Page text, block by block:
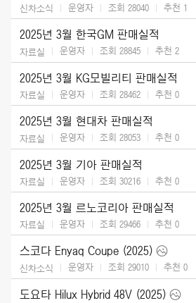
신차소식 운영자 조회 28040 추천 1
2025년 3월 한국GM 판매실적
자료실 운영자 조회 28845 추천 2
2025년 3월 KG모빌리티 판매실적
자료실 운영자 조회 28462 추천 0
2025년 3월 현대차 판매실적
자료실 운영자 조회 28053 추천 0
2025년 3월 기아 판매실적
자료실 운영자 조회 30216 추천 0
2025년 3월 르노코리아 판매실적
자료실 운영자 조회 29466 추천 0
스코다 Enyaq Coupe (2025)
신차소식 운영자 조회 29010 추천 0
도요타 Hilux Hybrid 48V (2025)